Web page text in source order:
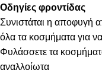
Οδηγίες φροντίδας
Συνιστάται η αποφυγή
όλα τα κοσμήματα για
Φυλάσσετε τα
αναλλοίωτα